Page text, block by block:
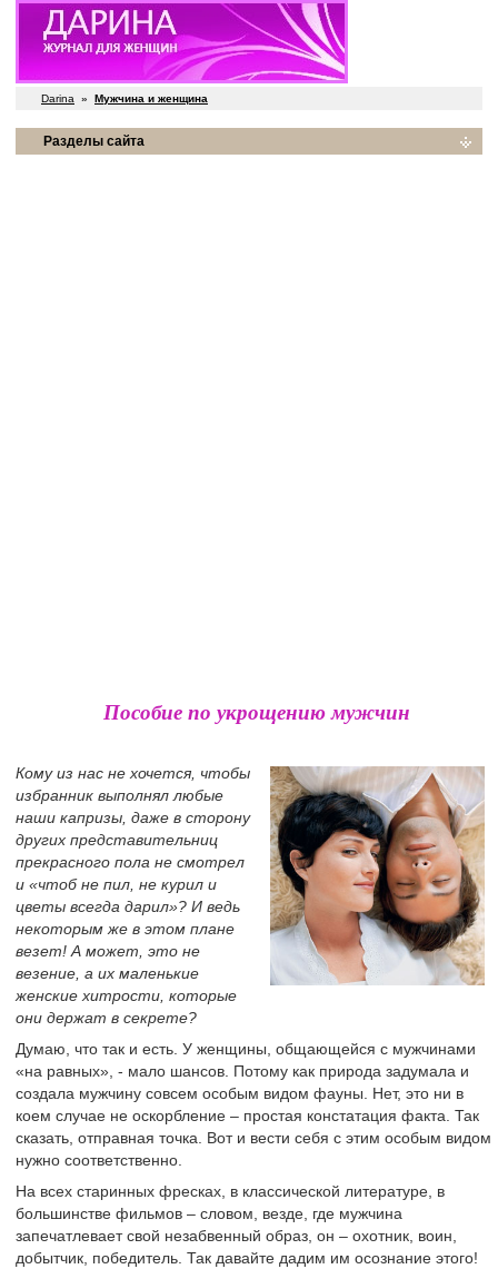
Darina » Мужчина и женщина
Разделы сайта
Пособие по укрощению мужчин
Кому из нас не хочется, чтобы
избранник выполнял любые
наши капризы, даже в сторону
других представительниц
прекрасного пола не смотрел
и «чтоб не пил, не курил и
цветы всегда дарил»? И ведь
некоторым же в этом плане
везет! А может, это не
везение, а их маленькие
женские хитрости, которые
они держат в секрете?
Думаю, что так и есть. У женщины, общающейся с мужчинами
«на равных», - мало шансов. Потому как природа задумала и
создала мужчину совсем особым видом фауны. Нет, это ни в
коем случае не оскорбление – простая констатация факта. Так
сказать, отправная точка. Вот и вести себя с этим особым видом
нужно соответственно.
На всех старинных фресках, в классической литературе, в
большинстве фильмов – словом, везде, где мужчина
запечатлевает свой незабвенный образ, он – охотник, воин,
добытчик, победитель. Так давайте дадим им осознание этого!